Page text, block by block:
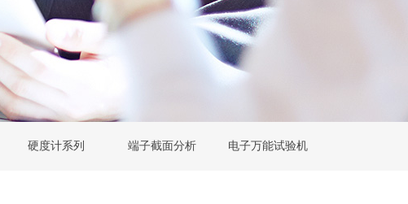
硬度计系列 端子截面分析 电子万能试验机